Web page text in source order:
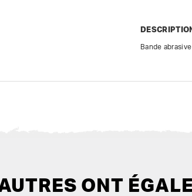
Bande
ONT